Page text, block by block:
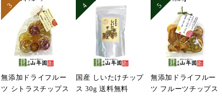
無添加ドライフルー
ツ シトラスチップス
国産 しいたけチップ
ス 30g 送料無料
無添加ドライフルー
ツ フルーツチップス